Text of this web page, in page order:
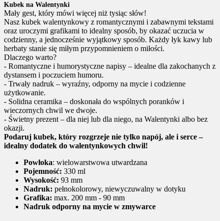
Kubek na Walentynki
Mały gest, który mówi więcej niż tysiąc słów!
Nasz kubek walentynkowy z romantycznymi i zabawnymi tekstami
oraz uroczymi grafikami to idealny sposób, by okazać uczucia w
codzienny, a jednocześnie wyjątkowy sposób. Każdy łyk kawy lub
herbaty stanie się miłym przypomnieniem o miłości.
Dlaczego warto?
- Romantyczne i humorystyczne napisy – idealne dla zakochanych z
dystansem i poczuciem humoru.
- Trwały nadruk – wyraźny, odporny na mycie i codzienne
użytkowanie.
- Solidna ceramika – doskonała do wspólnych poranków i
wieczornych chwil we dwoje.
- Świetny prezent – dla niej lub dla niego, na Walentynki albo bez
okazji.
Podaruj kubek, który rozgrzeje nie tylko napój, ale i serce –
idealny dodatek do walentynkowych chwil!
Powłoka: wielowarstwowa utwardzana
Pojemność: 330 ml
Wysokość: 93 mm
Nadruk: pełnokolorowy, niewyczuwalny w dotyku
Grafika: max. 200 mm - 90 mm
Nadruk odporny na mycie w zmywarce